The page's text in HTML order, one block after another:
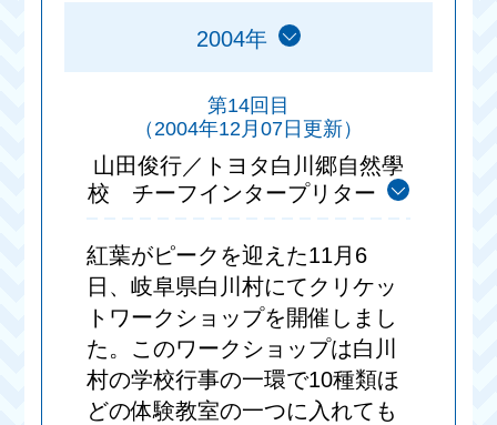
2004年
第14回目
（2004年12月07日更新）
山田俊行／トヨタ白川郷自然學
校 チーフインタープリター
紅葉がピークを迎えた11月6
日、岐阜県白川村にてクリケッ
トワークショップを開催しまし
た。このワークショップは白川
村の学校行事の一環で10種類ほ
どの体験教室の一つに入れても